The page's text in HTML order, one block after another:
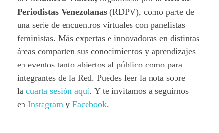
Periodistas Venezolanas (RDPV), como parte de
una serie de encuentros virtuales con panelistas
feministas. Más expertas e innovadoras en distintas
áreas comparten sus conocimientos y aprendizajes
en eventos tanto abiertos al público como para
integrantes de la Red. Puedes leer la nota sobre
la cuarta sesión aquí. Y te invitamos a seguirnos
en Instagram y Facebook.